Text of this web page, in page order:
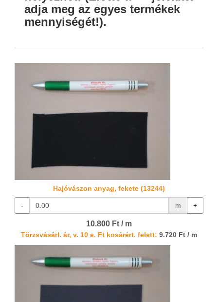
adja meg az egyes termékek
mennyiségét!).
Hajóvászon anyag, fekete (13244)
- m +
10.800 Ft / m
Törzsvásárl. ár, v. 10 e. Ft kosárért. felett: 9.720 Ft / m